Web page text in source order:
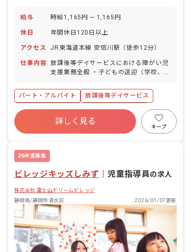
給与 時給1,165円 ~ 1,165円
休日 年間休日120日以上
アクセス JR東海道本線 安倍川駅（徒歩12分）
仕事内容 放課後等デイサービスにおける障がい児
支援業務全般 ・子どもの送迎（学校、自
験、外出体験、外食体験、クッキング
等） ・事務作業（Excel入力、おたより
作成） ・ブログ、Instagramの更新 な
ど
パート・アルバイト
放課後等デイサービス
ボーナス・賞与あり
年間休日120日以上
社会保険完備
有給
昇給昇進あり
詳しく見る
キープ
26年度募集
ビレッジキッズしみず ｜児童指導員の求人
株式会社 富士山ドリームビレッジ
静岡県/静岡市清水区
2026/01/07更新